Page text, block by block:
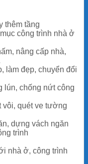
thêm tầng
công trình nhà ở
nâng cấp nhà,
làm đẹp, chuyển đổi
lún, chống nứt công
vôi, quét ve tường
dựng vách ngăn
trình
nhà ở, công trình